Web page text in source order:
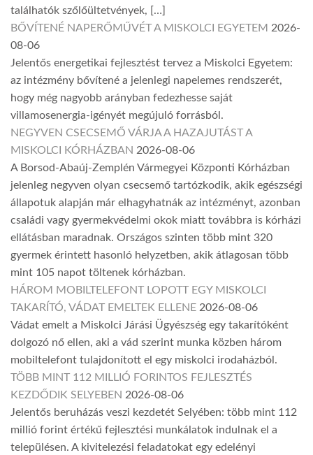
találhatók szőlőültetvények, […]
BŐVÍTENÉ NAPERŐMŰVÉT A MISKOLCI EGYETEM 2026-
08-06
Jelentős energetikai fejlesztést tervez a Miskolci Egyetem:
az intézmény bővítené a jelenlegi napelemes rendszerét,
hogy még nagyobb arányban fedezhesse saját
villamosenergia-igényét megújuló forrásból.
NEGYVEN CSECSEMŐ VÁRJA A HAZAJUTÁST A
MISKOLCI KÓRHÁZBAN 2026-08-06
A Borsod-Abaúj-Zemplén Vármegyei Központi Kórházban
jelenleg negyven olyan csecsemő tartózkodik, akik egészségi
állapotuk alapján már elhagyhatnák az intézményt, azonban
családi vagy gyermekvédelmi okok miatt továbbra is kórházi
ellátásban maradnak. Országos szinten több mint 320
gyermek érintett hasonló helyzetben, akik átlagosan több
mint 105 napot töltenek kórházban.
HÁROM MOBILTELEFONT LOPOTT EGY MISKOLCI
TAKARÍTÓ, VÁDAT EMELTEK ELLENE 2026-08-06
Vádat emelt a Miskolci Járási Ügyészség egy takarítóként
dolgozó nő ellen, aki a vád szerint munka közben három
mobiltelefont tulajdonított el egy miskolci irodaházból.
TÖBB MINT 112 MILLIÓ FORINTOS FEJLESZTÉS
KEZDŐDIK SELYEBEN 2026-08-06
Jelentős beruházás veszi kezdetét Selyében: több mint 112
millió forint értékű fejlesztési munkálatok indulnak el a
településen. A kivitelezési feladatokat egy edelényi